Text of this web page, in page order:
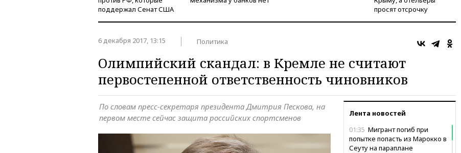
поддержал Сенат США
просят отсрочку
6 декабря 2017, 13:15 Политика
Олимпийский скандал: в Кремле не считают
первостепенной ответственность чиновников
Лента новостей
01:35 Мигрант погиб при
попытке попасть из Марокко в
Сеуту на параплане
По словам пресс-секретаря президента Дмитрия Пескова, на
первом месте сейчас защита российских спортсменов